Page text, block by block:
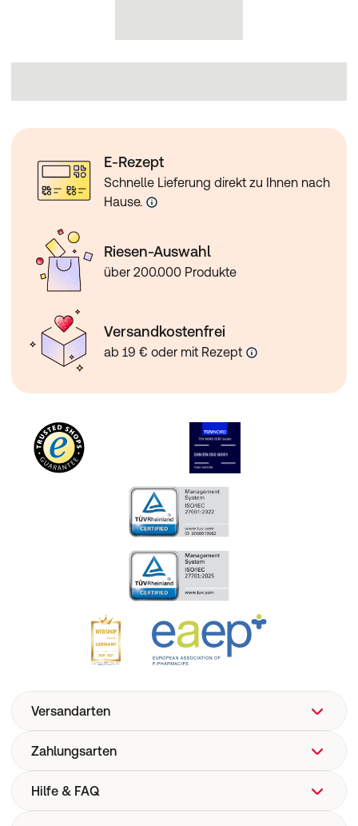
E-Rezept
Schnelle Lieferung direkt zu Ihnen nach
Hause.
Riesen-Auswahl
über 200.000 Produkte
Versandkostenfrei
ab 19 € oder mit Rezept
Versandarten
Zahlungsarten
Hilfe & FAQ